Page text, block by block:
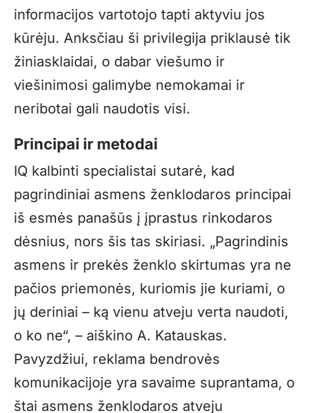
informacijos vartotojo tapti aktyviu jos
kūrėju. Anksčiau ši privilegija priklausė tik
žiniasklaidai, o dabar viešumo ir
viešinimosi galimybe nemokamai ir
neribotai gali naudotis visi.
Principai ir metodai
IQ kalbinti specialistai sutarė, kad
pagrindiniai asmens ženklodaros principai
iš esmės panašūs į įprastus rinkodaros
dėsnius, nors šis tas skiriasi. „Pagrindinis
asmens ir prekės ženklo skirtumas yra ne
pačios priemonės, kuriomis jie kuriami, o
jų deriniai – ką vienu atveju verta naudoti,
o ko ne“, – aiškino A. Katauskas.
Pavyzdžiui, reklama bendrovės
komunikacijoje yra savaime suprantama, o
štai asmens ženklodaros atveju